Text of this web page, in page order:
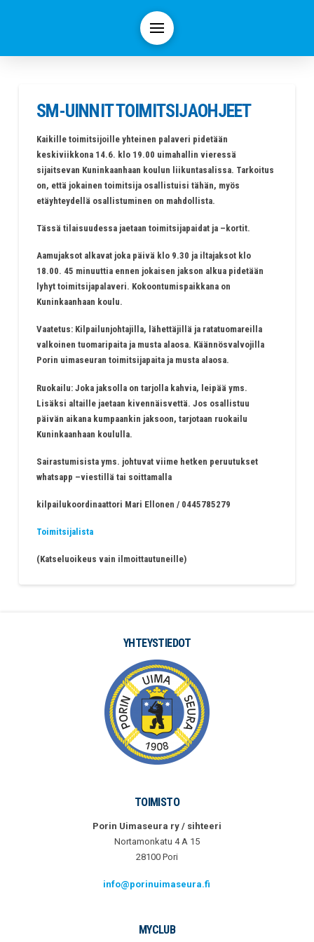
SM-UINNIT TOIMITSIJAOHJEET
Kaikille toimitsijoille yhteinen palaveri pidetään
keskiviikkona 14.6. klo 19.00 uimahallin vieressä
sijaitsevan Kuninkaanhaan koulun liikuntasalissa. Tarkoitus
on, että jokainen toimitsija osallistuisi tähän, myös
etäyhteydellä osallistuminen on mahdollista.
Tässä tilaisuudessa jaetaan toimitsijapaidat ja –kortit.
Aamujaksot alkavat joka päivä klo 9.30 ja iltajaksot klo
18.00. 45 minuuttia ennen jokaisen jakson alkua pidetään
lyhyt toimitsijapalaveri. Kokoontumispaikkana on
Kuninkaanhaan koulu.
Vaatetus: Kilpailunjohtajilla, lähettäjillä ja ratatuomareilla
valkoinen tuomaripaita ja musta alaosa. Käännösvalvojilla
Porin uimaseuran toimitsijapaita ja musta alaosa.
Ruokailu: Joka jaksolla on tarjolla kahvia, leipää yms.
Lisäksi altaille jaetaan kivennäisvettä. Jos osallistuu
päivän aikana kumpaankin jaksoon, tarjotaan ruokailu
Kuninkaanhaan koululla.
Sairastumisista yms. johtuvat viime hetken peruutukset
whatsapp –viestillä tai soittamalla
kilpailukoordinaattori Mari Ellonen / 0445785279
Toimitsijalista
(Katseluoikeus vain ilmoittautuneille)
YHTEYSTIEDOT
TOIMISTO
Porin Uimaseura ry / sihteeri
Nortamonkatu 4 A 15
28100 Pori
info@porinuimaseura.fi
MYCLUB